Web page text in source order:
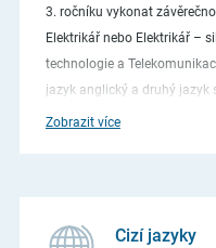
3. ročníku vykonat
Elektrikář nebo Elektrikář –
technologie a
jazyk anglický a druhý jazyk
německým a ruským
Zobrazit více
Cizí jazyky